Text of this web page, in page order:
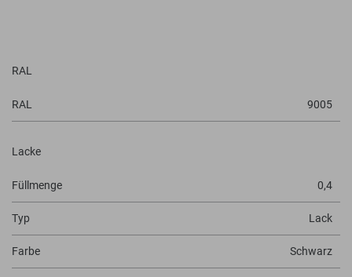
RAL
RAL 9005
Lacke
Füllmenge 0,4
Typ Lack
Farbe Schwarz